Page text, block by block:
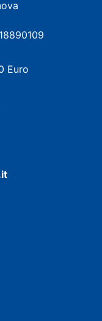
Euro